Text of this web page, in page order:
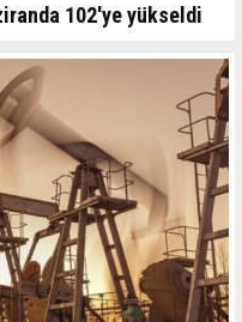
102'ye yükseldi